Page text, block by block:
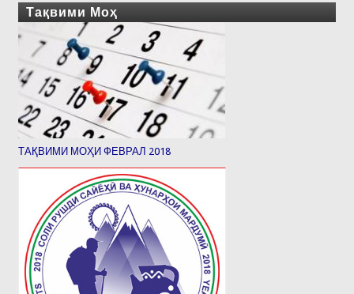
Тақвими Моҳ
ТАҚВИМИ МОҲИ ФЕВРАЛ 2018